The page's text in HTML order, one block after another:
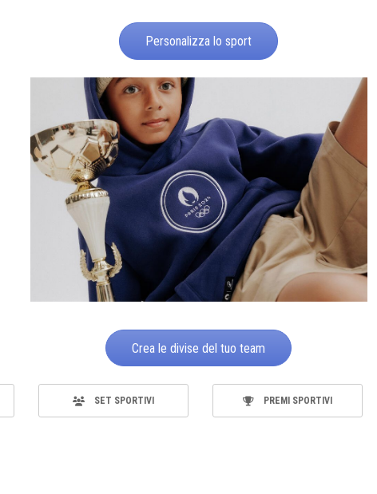
Personalizza lo sport
Crea le divise del tuo team
SET SPORTIVI PREMI SPORTIVI